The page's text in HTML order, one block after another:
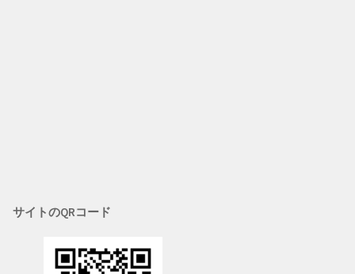
サイトのQRコード